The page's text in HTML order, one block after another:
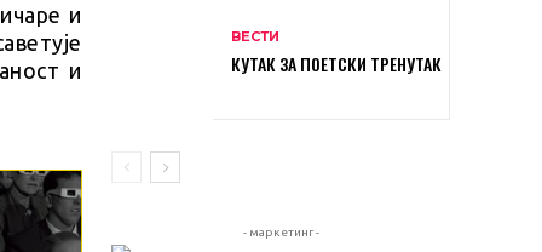
и
и
ВЕСТИ
КУТАК ЗА ПОЕТСКИ ТРЕНУТАК
- маркетинг -